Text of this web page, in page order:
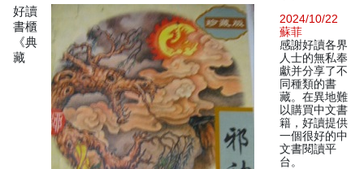
好讀
書櫃
《典
藏
2024/10/22
蘇菲
感謝好讀各界
人士的無私奉
獻并分享了不
同種類的書
藏。在異地難
以購買中文書
籍，好讀提供
一個很好的中
文書閱讀平
台。